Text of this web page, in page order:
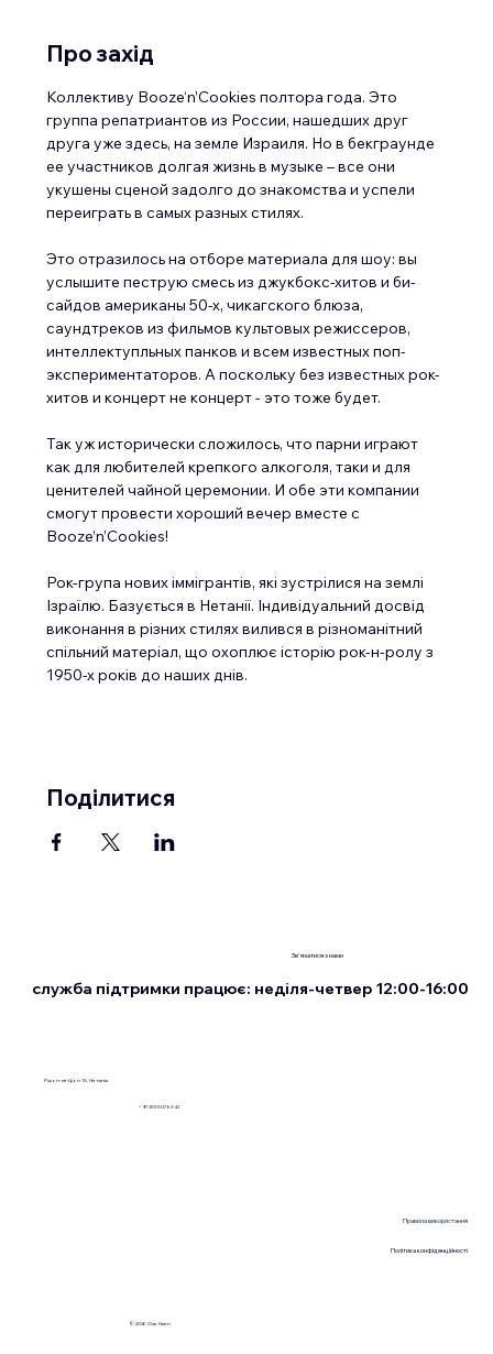
Про захід
Коллективу Booze‘n’Cookies полтора года. Это
группа репатриантов из России, нашедших друг
друга уже здесь, на земле Израиля. Но в бекграунде
ее участников долгая жизнь в музыке – все они
укушены сценой задолго до знакомства и успели
переиграть в самых разных стилях.
Это отразилось на отборе материала для шоу: вы
услышите пеструю смесь из джукбокс-хитов и би-
сайдов американы 50-х, чикагского блюза,
саундтреков из фильмов культовых режиссеров,
интеллектупльных панков и всем известных поп-
экспериментаторов. А поскольку без известных рок-
хитов и концерт не концерт - это тоже будет.
Так уж исторически сложилось, что парни играют
как для любителей крепкого алкоголя, таки и для
ценителей чайной церемонии. И обе эти компании
смогут провести хороший вечер вместе с
Booze’n’Cookies!
Рок-група нових іммігрантів, які зустрілися на землі
Ізраїлю. Базується в Нетанії. Індивідуальний досвід
виконання в різних стилях вилився в різноманітний
спільний матеріал, що охоплює історію рок-н-ролу з
1950-х років до наших днів.
Поділитися
Правила використання
Політика конфіденційності
Рішон-ле-Ціон 13, Нетанія
+972555076342
Зв'язатися з нами
служба підтримки працює: неділя-четвер 12:00-16:00
© 2026 Ose Haim